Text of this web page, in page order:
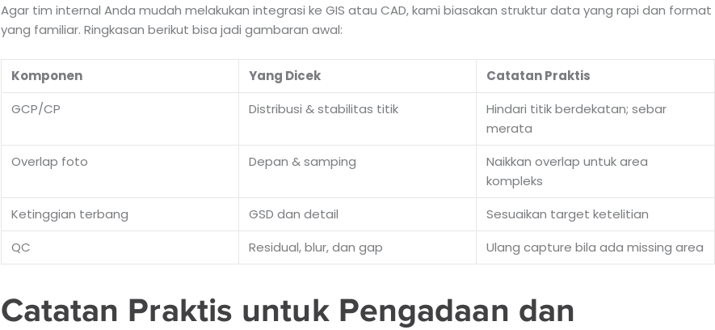
Agar tim internal Anda mudah melakukan integrasi ke GIS atau CAD, kami biasakan struktur data yang rapi dan format
yang familiar. Ringkasan berikut bisa jadi gambaran awal:
Komponen Yang Dicek
Catatan Praktis
GCP/CP
Distribusi & stabilitas titik
Hindari titik berdekatan; sebar
merata
Overlap foto
Depan & samping
Naikkan overlap untuk area
kompleks
Ketinggian terbang
GSD dan detail
Sesuaikan target ketelitian
QC
Residual, blur, dan gap Ulang capture bila ada missing area
Catatan Praktis untuk Pengadaan dan